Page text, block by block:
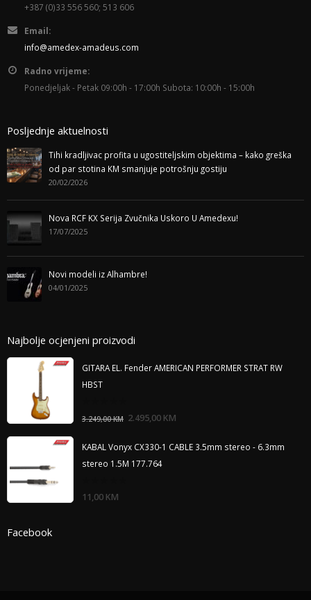
+387 (0)33 556 560; 513 606
Email:
info@amedex-amadeus.com
Radno vrijeme:
Ponedjeljak - Petak 09:00h - 17:00h Subota: 10:00h - 15:00h
Posljednje aktuelnosti
Tihi kradljivac profita u ugostiteljskim objektima – kako greška
od par stotina KM smanjuje potrošnju gostiju
20/02/2026
Nova RCF KX Serija Zvučnika Uskoro U Amedexu!
17/07/2025
Novi modeli iz Alhambre!
04/01/2025
Najbolje ocjenjeni proizvodi
GITARA EL. Fender AMERICAN PERFORMER STRAT RW
HBST
out
3.249,00KM 2.495,00 KM
KABAL Vonyx CX330-1 CABLE 3.5mm stereo - 6.3mm
stereo 1.5M 177.764
out
11,00 KM
Facebook